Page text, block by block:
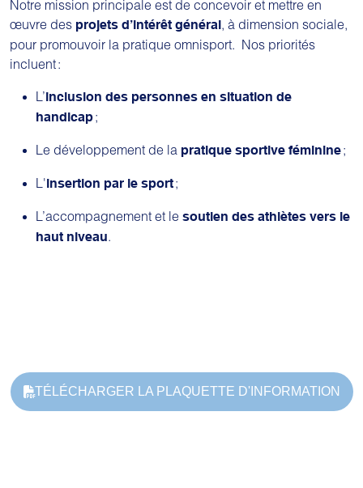
Notre mission principale est de concevoir et mettre en
œuvre des projets d’intérêt général, à dimension sociale,
pour promouvoir la pratique omnisport. Nos priorités
incluent :
L’inclusion des personnes en situation de
handicap;
Le développement de la pratique sportive féminine;
L'insertion par le sport;
L’accompagnement et le soutien des athlètes vers le
haut niveau.
TÉLÉCHARGER LA PLAQUETTE D'INFORMATION